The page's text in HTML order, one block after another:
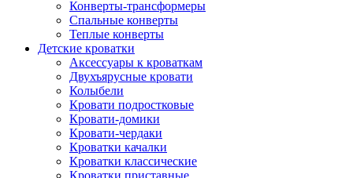
Конверты-трансформеры
Спальные конверты
Теплые конверты
Детские кроватки
Аксессуары к кроваткам
Двухъярусные кровати
Колыбели
Кровати подростковые
Кровати-домики
Кровати-чердаки
Кроватки качалки
Кроватки классические
Кроватки приставные